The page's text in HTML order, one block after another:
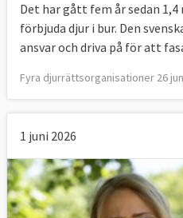
Det har gått fem år sedan
förbjuda djur i bur. Den
ansvar och driva på för att
Fyra djurrättsorganisationer 26
1 juni 2026